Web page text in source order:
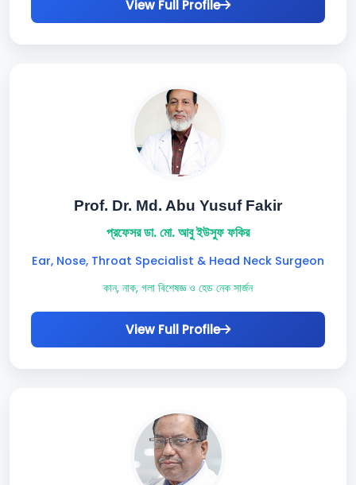
View Full Profile
Prof. Dr. Md. Abu Yusuf Fakir
প্রফেসর ডা. মো. আবু ইউসুফ ফকির
Ear, Nose, Throat Specialist & Head Neck Surgeon
কান, নাক, গলা বিশেষজ্ঞ ও হেড নেক সার্জন
View Full Profile